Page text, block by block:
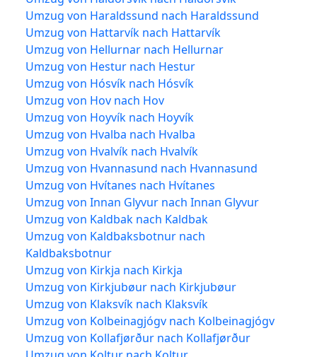
Umzug von Haraldssund nach Haraldssund
Umzug von Hattarvík nach Hattarvík
Umzug von Hellurnar nach Hellurnar
Umzug von Hestur nach Hestur
Umzug von Hósvík nach Hósvík
Umzug von Hov nach Hov
Umzug von Hoyvík nach Hoyvík
Umzug von Hvalba nach Hvalba
Umzug von Hvalvík nach Hvalvík
Umzug von Hvannasund nach Hvannasund
Umzug von Hvítanes nach Hvítanes
Umzug von Innan Glyvur nach Innan Glyvur
Umzug von Kaldbak nach Kaldbak
Umzug von Kaldbaksbotnur nach
Kaldbaksbotnur
Umzug von Kirkja nach Kirkja
Umzug von Kirkjubøur nach Kirkjubøur
Umzug von Klaksvík nach Klaksvík
Umzug von Kolbeinagjógv nach Kolbeinagjógv
Umzug von Kollafjørður nach Kollafjørður